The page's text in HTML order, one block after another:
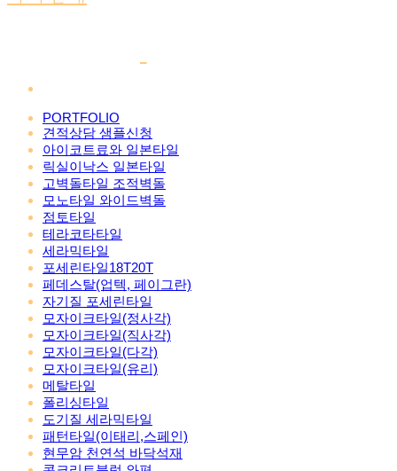
PORTFOLIO
견적상담 샘플신청
아이코트료와 일본타일
릭실이낙스 일본타일
고벽돌타일 조적벽돌
모노타일 와이드벽돌
점토타일
테라코타타일
세라믹타일
포세린타일18T20T
페데스탈(업텍, 페이그란)
자기질 포세린타일
모자이크타일(정사각)
모자이크타일(직사각)
모자이크타일(다각)
모자이크타일(유리)
메탈타일
폴리싱타일
도기질 세라믹타일
패턴타일(이태리,스페인)
현무암 천연석 바닥석재